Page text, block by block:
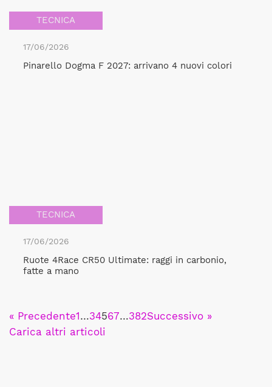
TECNICA
17/06/2026
Pinarello Dogma F 2027: arrivano 4 nuovi colori
TECNICA
17/06/2026
Ruote 4Race CR50 Ultimate: raggi in carbonio,
fatte a mano
« Precedente1…34567…382Successivo »
Carica altri articoli